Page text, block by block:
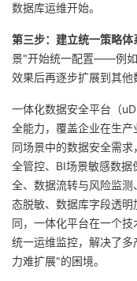
数据库运维开始。
第三步：建立统一策略体
景"开始统一配置——例如
效果后再逐步扩展到其他
一体化数据安全平台（
全能力，覆盖企业在生
同场景中的数据安全需
全管控、BI场景敏感数据
全、数据流转与风险监
态脱敏、数据库字段透
同，一体化平台在一个技
统一运维监控，解决了
力难扩展"的困境。